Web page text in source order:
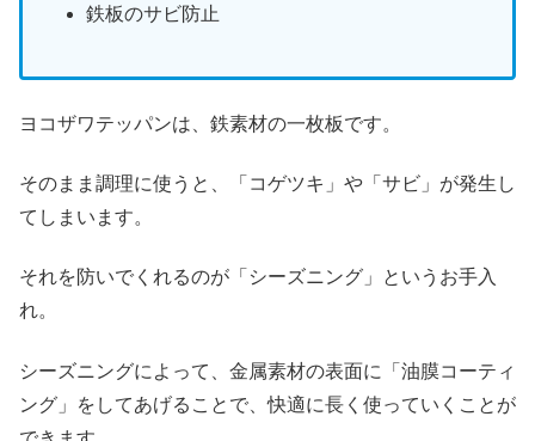
鉄板のサビ防止
ヨコザワテッパンは、鉄素材の一枚板です。
そのまま調理に使うと、「コゲツキ」や「サビ」が発生し
てしまいます。
それを防いでくれるのが「シーズニング」というお手入
れ。
シーズニングによって、金属素材の表面に「油膜コーティ
ング」をしてあげることで、快適に長く使っていくことが